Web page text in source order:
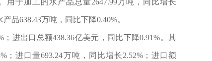
用于加工的水产品总量2647.99万吨，同比增长
品638.43万吨，同比下降0.40%。
进出口总额438.36亿美元，同比下降0.91%。其
；进口量693.24万吨，同比增长2.52%；进口额